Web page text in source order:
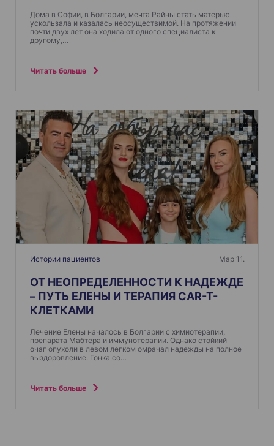
Дома в Софии, в Болгарии, мечта Райны стать матерью
ускользала и казалась неосуществимой. На протяжении
почти двух лет она ходила от одного специалиста к
другому,…
Читать больше
Истории пациентов Мар 11.
ОТ НЕОПРЕДЕЛЕННОСТИ К НАДЕЖДЕ
– ПУТЬ ЕЛЕНЫ И ТЕРАПИЯ CAR-T-
КЛЕТКАМИ
Лечение Елены началось в Болгарии с химиотерапии,
препарата Мабтера и иммунотерапии. Однако стойкий
очаг опухоли в левом легком омрачал надежды на полное
выздоровление. Гонка со…
Читать больше